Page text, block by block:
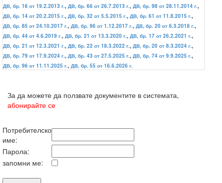
ДВ, бр. 16 от 19.2.2013 г., ДВ, бр. 66 от 26.7.2013 г., ДВ, бр. 98 от 28.11.2014 г.,
ДВ, бр. 14 от 20.2.2015 г., ДВ, бр. 32 от 5.5.2015 г., ДВ, бр. 61 от 11.8.2015 г.,
ДВ, бр. 85 от 24.10.2017 г., ДВ, бр. 96 от 1.12.2017 г., ДВ, бр. 20 от 6.3.2018 г.,
ДВ, бр. 44 от 4.6.2019 г., ДВ, бр. 21 от 13.3.2020 г., ДВ, бр. 17 от 26.2.2021 г.,
ДВ, бр. 21 от 12.3.2021 г., ДВ, бр. 22 от 18.3.2022 г., ДВ, бр. 20 от 8.3.2024 г.,
ДВ, бр. 79 от 17.9.2024 г., ДВ, бр. 43 от 27.5.2025 г., ДВ, бр. 74 от 9.9.2025 г.,
ДВ, бр. 96 от 11.11.2025 г., ДВ, бр. 55 от 16.6.2026 г.
За да можете да ползвате документите в системата,
абонирайте се
Потребителско
име:
Парола:
запомни ме: